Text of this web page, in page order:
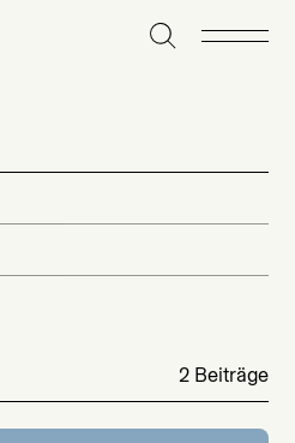
2 Beiträge